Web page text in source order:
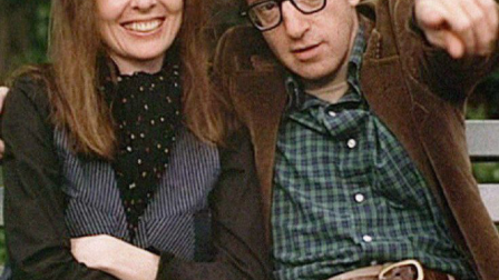
El Suplemento